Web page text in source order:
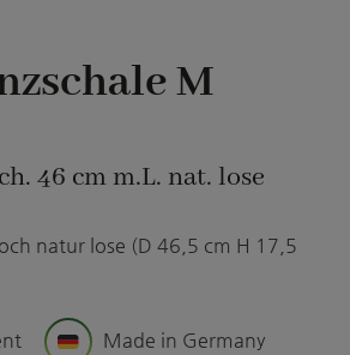
M
46 cm m.L. nat. lose
natur lose (D 46,5 cm H 17,5
Made in Germany